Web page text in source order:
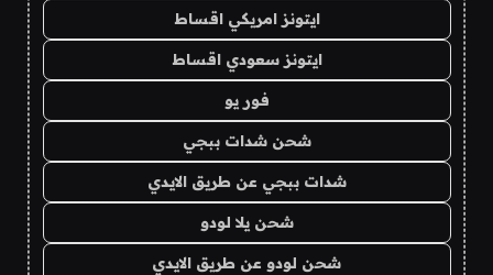
ايتونز امريكي اقساط
ايتونز سعودي اقساط
فور يو
شحن شدات ببجي
شدات ببجي عن طريق الايدي
شحن يلا لودو
شحن لودو عن طريق الايدي